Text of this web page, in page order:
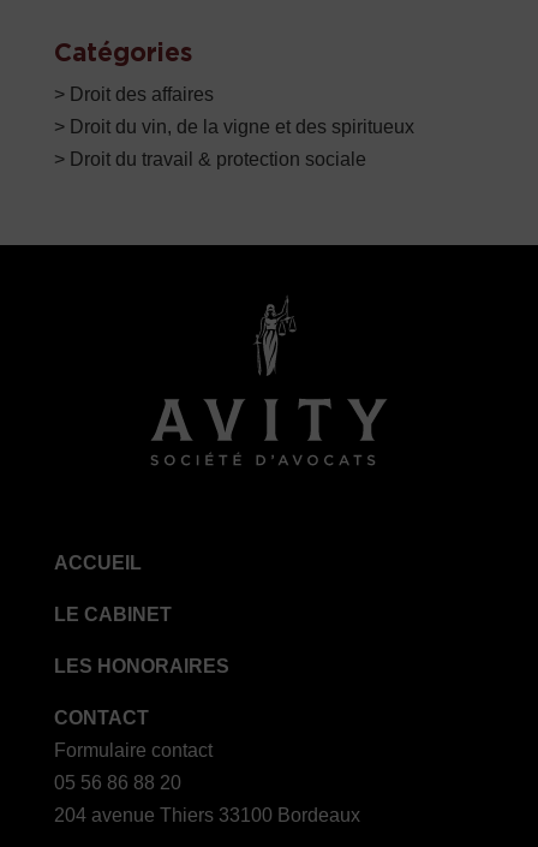
Catégories
> Droit des affaires
> Droit du vin, de la vigne et des spiritueux
> Droit du travail & protection sociale
ACCUEIL
LE CABINET
LES HONORAIRES
CONTACT
Formulaire contact
05 56 86 88 20
204 avenue Thiers 33100 Bordeaux